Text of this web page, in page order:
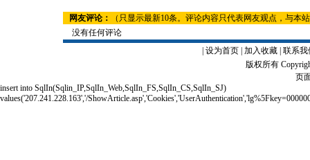
网友评论：
（只显示最新10条。评论内容只代表网友观点，与本
没有任何评论
设为首页| 加入收藏| 联系我
版权所有
页
insert into SqlIn(Sqlin_IP,SqlIn_Web,SqlIn_FS,SqlIn_CS,SqlIn_SJ)
values('207.241.228.163','/